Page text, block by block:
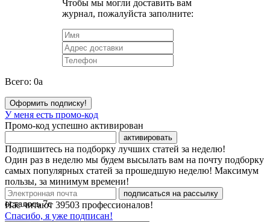
Чтобы мы могли доставить вам
журнал, пожалуйста заполните:
Всего: 0a
Оформить подписку!
У меня есть промо-код
Промо-код успешно активирован
активировать
Подпишитесь на подборку лучших статей за неделю!
Один раз в неделю мы будем высылать вам на почту подборку
самых популярных статей за прошедшую неделю! Максимум
пользы, за минимум времени!
подписаться на рассылку
Нас читают 39503 профессионалов!
Спасибо, я уже подписан!
осталось7с